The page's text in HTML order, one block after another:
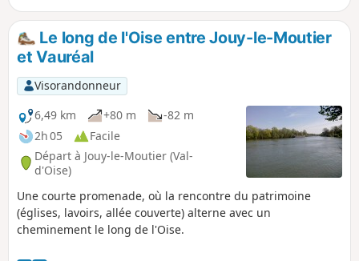
Le long de l'Oise entre Jouy-le-Moutier
et Vauréal
Visorandonneur
6,49 km
+80 m
-82 m
2h 05
Facile
Départ à Jouy-le-Moutier (Val-
d'Oise)
Une courte promenade, où la rencontre du patrimoine
(églises, lavoirs, allée couverte) alterne avec un
cheminement le long de l'Oise.